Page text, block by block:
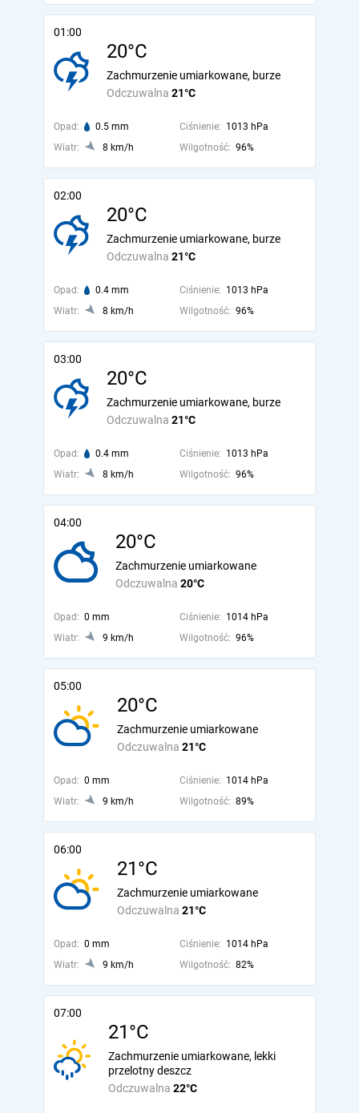
01:00
20°C
Odczuwalna 21°C
Zachmurzenie umiarkowane, burze
Opad: 0.5 mm Ciśnienie: 1013 hPa
Wiatr:
8 km/h Wilgotność: 96%
02:00
20°C
Odczuwalna 21°C
Zachmurzenie umiarkowane, burze
Opad: 0.4 mm Ciśnienie: 1013 hPa
Wiatr:
8 km/h Wilgotność: 96%
03:00
20°C
Odczuwalna 21°C
Zachmurzenie umiarkowane, burze
Opad: 0.4 mm Ciśnienie: 1013 hPa
Wiatr:
8 km/h Wilgotność: 96%
04:00
20°C
Odczuwalna 20°C
Zachmurzenie umiarkowane
Opad: 0 mm Ciśnienie: 1014 hPa
Wiatr:
9 km/h Wilgotność: 96%
05:00
20°C
Odczuwalna 21°C
Zachmurzenie umiarkowane
Opad: 0 mm Ciśnienie: 1014 hPa
Wiatr:
9 km/h Wilgotność: 89%
06:00
21°C
Odczuwalna 21°C
Zachmurzenie umiarkowane
Opad: 0 mm Ciśnienie: 1014 hPa
Wiatr:
9 km/h Wilgotność: 82%
07:00
21°C
Odczuwalna 22°C
Zachmurzenie umiarkowane, lekki
przelotny deszcz